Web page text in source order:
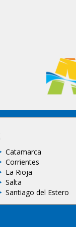
Catamarca
Corrientes
La Rioja
Salta
Santiago del Estero